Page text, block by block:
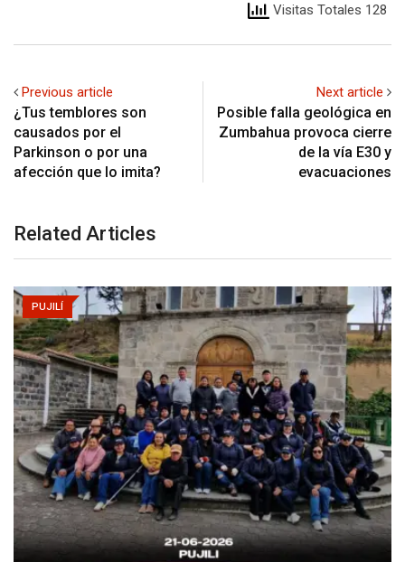
Visitas Totales 128
Previous article
¿Tus temblores son
causados por el
Parkinson o por una
afección que lo imita?
Next article
Posible falla geológica en
Zumbahua provoca cierre
de la vía E30 y
evacuaciones
Related Articles
PUJILÍ